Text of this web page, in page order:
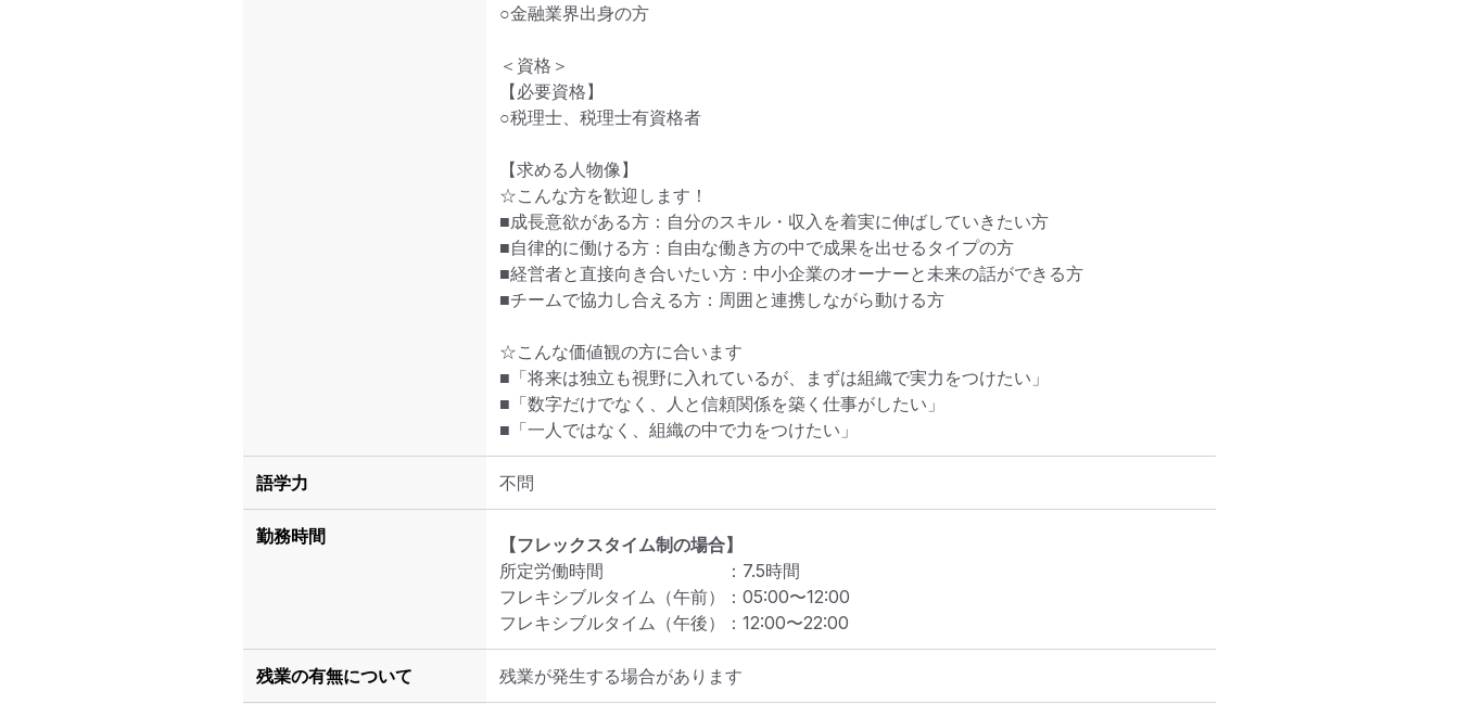
○金融業界出身の方
＜資格＞
【必要資格】
○税理士、税理士有資格者
【求める人物像】
☆こんな方を歓迎します！
■成長意欲がある方：自分のスキル・収入を着実に伸ばしていきたい方
■自律的に働ける方：自由な働き方の中で成果を出せるタイプの方
■経営者と直接向き合いたい方：中小企業のオーナーと未来の話ができる方
■チームで協力し合える方：周囲と連携しながら動ける方
☆こんな価値観の方に合います
■「将来は独立も視野に入れているが、まずは組織で実力をつけたい」
■「数字だけでなく、人と信頼関係を築く仕事がしたい」
■「一人ではなく、組織の中で力をつけたい」
語学力 不問
勤務時間
【フレックスタイム制の場合】
所定労働時間
： 7.5時間
フレキシブルタイム（午前）
： 05:00〜12:00
フレキシブルタイム（午後）
： 12:00〜22:00
残業の有無について 残業が発生する場合があります